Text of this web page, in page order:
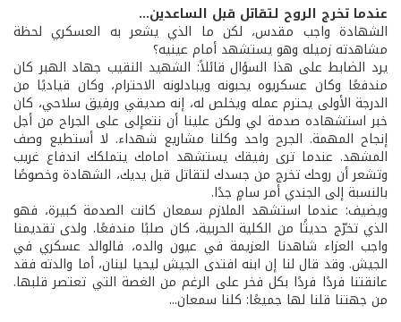
عندما تخرج الروح لتقاتل قبل الساعدين...
الشهادة واجب مقدس، لكن ما الذي يشعر به العسكري لحظة
مشاهدته زميله وهو يستشهد أمام عينيه؟
يرد الضابط على هذا السؤال قائلاً: الشهيد النقيب جهاد الهبر كان
مندفعًا وكان عسكريوه يحبونه ويبادلونه الاحترام، وكان قياديًا من
الدرجة الأولى يحترم عمله ويخلص له، إنه صديقي ورفيق سلاحي، كان
خبر استشهاده صدمة لي ولكن علينا أن نتعإلى على الجراح من أجل
إنجاح المهمة. الجرح واحد وكلنا مشاريع شهداء. لا أستطيع وصف
المشهد. عندما ترى رفيقك يستشهد امامك يتملكك اندفاع غريب
وتشعر أن روحك تخرج من جسدك لتقاتل قبل يديك، الشهادة وخصوصًا
بالنسبة إلى الجندي أمر سامٍ جدًا.
ويضيف: عندما استشهد الملازم سمعان كانت الصدمة كبيرة، فهو
الذي تخرّج حديثًا من الكلية الحربية، كان صلبًا مندفعًا. ولدى تقديمنا
واجب العزاء شاهدنا العزيمة في عيون والده، فالوالد عسكري في
الجيش. وقد قال لنا إن ابنه افتدى الجيش ليحيا لبنان، أما والدته فقد
عانقتنا فردًا فردًا بكل فخر على الرغم من الغصة التي تعتصر قلبها.
من جهتنا قلنا لها جميعًا: كلنا سمعان...